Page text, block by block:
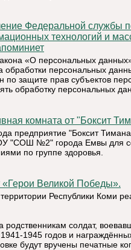
технологий и
«О персональных
обработки персональных
по защите прав субъектов
обработку персональных
комната от "Боксит
предприятие "Боксит
"СОШ №2" города Емвы для
по группе здоровья.
«Герои Великой Победы».
Республики Коми
родственникам солдат,
1945 годов и
будут вручены печатные